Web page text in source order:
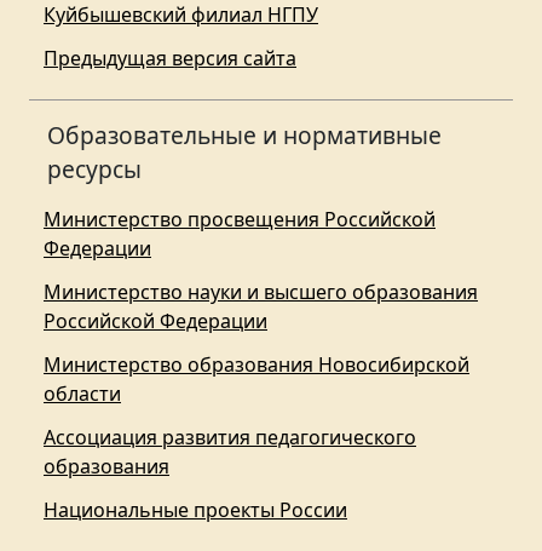
Куйбышевский филиал НГПУ
Предыдущая версия сайта
Образовательные и нормативные
ресурсы
Министерство просвещения Российской
Федерации
Министерство науки и высшего образования
Российской Федерации
Министерство образования Новосибирской
области
Ассоциация развития педагогического
образования
Национальные проекты России